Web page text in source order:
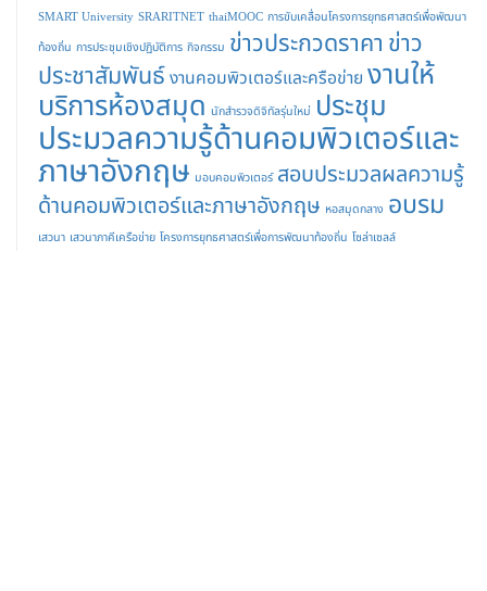
SMART University SRARITNET thaiMOOC การขับเคลื่อนโครงการยุทธศาสตร์เพื่อพัฒนา
ท้องถิ่น การประชุมเชิงปฏิบัติการ กิจกรรม ข่าวประกวดราคา ข่าว
ประชาสัมพันธ์ งานคอมพิวเตอร์และครือข่าย งานให้
บริการห้องสมุด นักสำรวจดิจิทัลรุ่นใหม่ ประชุม
ประมวลความรู้ด้านคอมพิวเตอร์และ
ภาษาอังกฤษ มอบคอมพิวเตอร์ สอบประมวลผลความรู้
ด้านคอมพิวเตอร์และภาษาอังกฤษ หอสมุดกลาง อบรม
เสวนา เสวนาภาคีเครือข่าย โครงการยุทธศาสตร์เพื่อการพัฒนาท้องถิ่น โซล่าเซลล์